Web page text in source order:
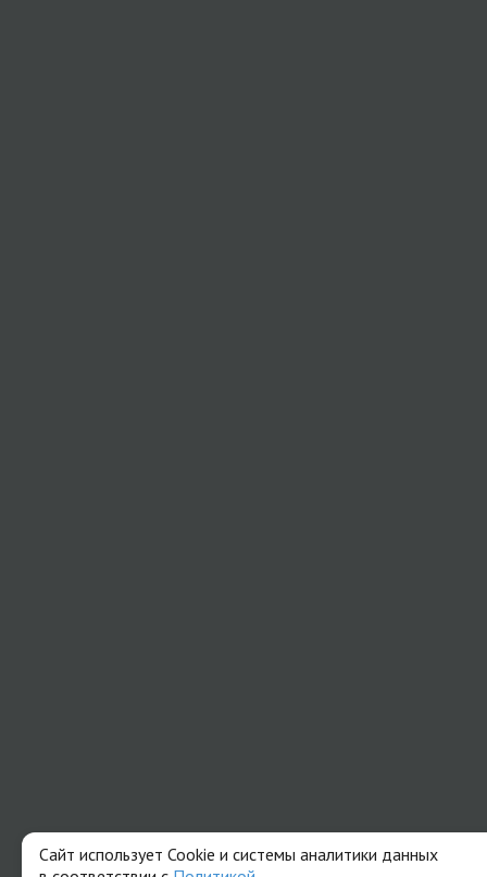
Сайт использует Cookie и системы аналитики данных